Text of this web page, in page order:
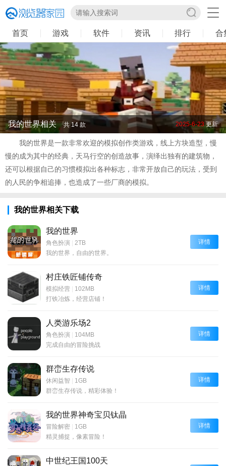
首页 游戏 软件 资讯 排行 合
我的世界相关 共 14 款 2025-6-23更新
我的世界是一款非常欢迎的模拟创作类游戏，线上方块造型，慢
慢的成为其中的经典，天马行空的创造故事，演绎出独有的建筑物，
还可以根据自己的习惯模拟出各种标志，非常开放自己的玩法，受到
的人民的争相追捧，也造成了一些厂商的模拟。
我的世界相关下载
我的世界
角色扮演
2TB
我的世界，自由的世界。
详情
村庄铁匠铺传奇
模拟经营
102MB
打铁冶炼，经营店铺！
详情
人类游乐场2
角色扮演
104MB
完成自由的冒险挑战
详情
群峦生存传说
休闲益智
1GB
群峦生存传说，精彩体验！
详情
我的世界神奇宝贝钛晶
冒险解密
1GB
精灵捕捉，像素冒险！
详情
中世纪王国100天